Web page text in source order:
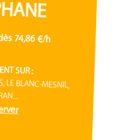
74,86 €/h
SUR :
LE BLANC-MESNIL,